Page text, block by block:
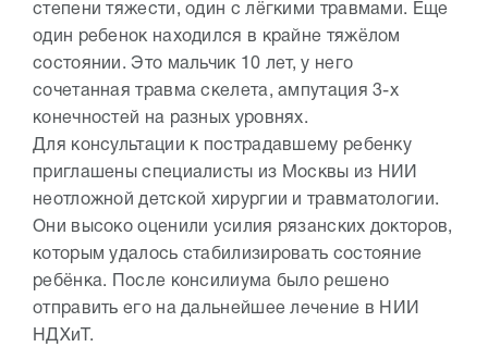
степени тяжести, один с лёгкими травмами. Еще
один ребенок находился в крайне тяжёлом
состоянии. Это мальчик 10 лет, у него
сочетанная травма скелета, ампутация 3-х
конечностей на разных уровнях.
Для консультации к пострадавшему ребенку
приглашены специалисты из Москвы из НИИ
неотложной детской хирургии и травматологии.
Они высоко оценили усилия рязанских докторов,
которым удалось стабилизировать состояние
ребёнка. После консилиума было решено
отправить его на дальнейшее лечение в НИИ
НДХиТ.